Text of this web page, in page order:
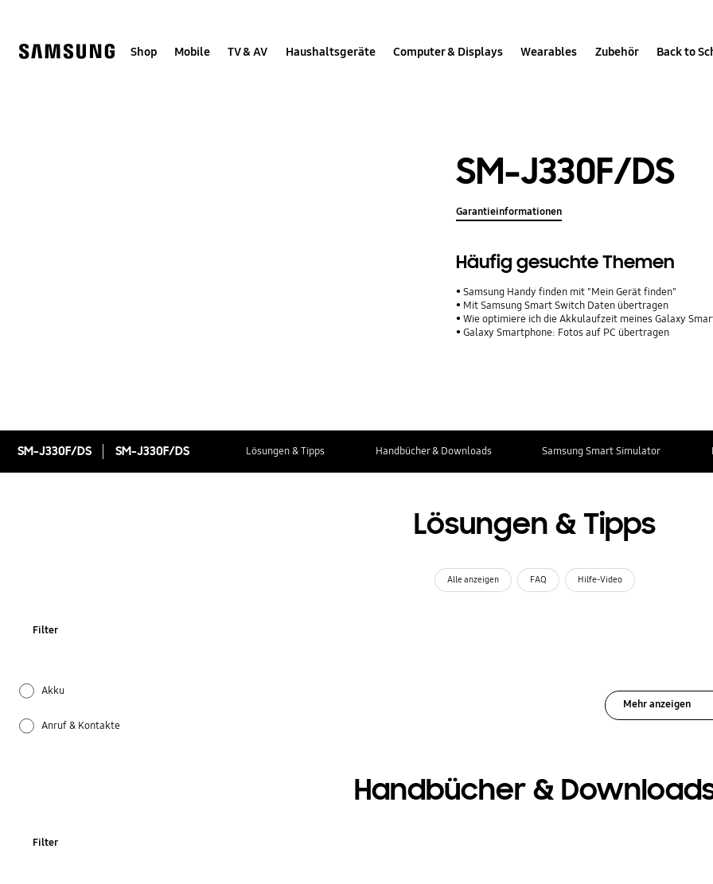
help
Shop Mobile TV & AV Haushaltsgeräte Computer & Displays Wearables Zubehör Back to
SM-J330F/DS
Garantieinformationen
Häufig gesuchte Themen
Samsung Handy finden mit "Mein Gerät finden"
Mit Samsung Smart Switch Daten übertragen
Wie optimiere ich die Akkulaufzeit meines Galaxy
Galaxy Smartphone: Fotos auf PC übertragen
SM-J330F/DS SM-J330F/DS Lösungen & Tipps Handbücher & Downloads Samsung Smart Simulator
Lösungen & Tipps
Alle anzeigen FAQ Hilfe-Video
Filter
Akku
Anruf & Kontakte
Mehr anzeigen
Handbücher &
Filter